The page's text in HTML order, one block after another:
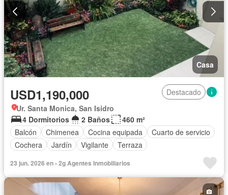
Casa
USD1,190,000
Destacado
Ur. Santa Monica, San Isidro
4 Dormitorios
2 Baños
460 m²
Balcón
Chimenea Cocina equipada
Cuarto de servicio
Cochera
Jardín Vigilante Terraza
23 jun. 2026 en - 2g Agentes Inmobiliarios